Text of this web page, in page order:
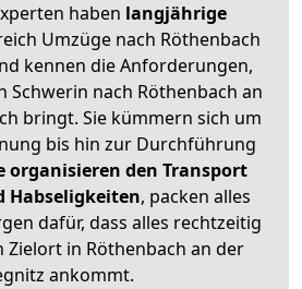
haben langjährige
Umzüge nach Röthenbach
kennen die Anforderungen,
Schwerin nach Röthenbach an
bringt. Sie kümmern sich um
bis hin zur Durchführung
organisieren den Transport
Habseligkeiten, packen alles
dafür, dass alles rechtzeitig
Zielort in Röthenbach an der
ankommt.